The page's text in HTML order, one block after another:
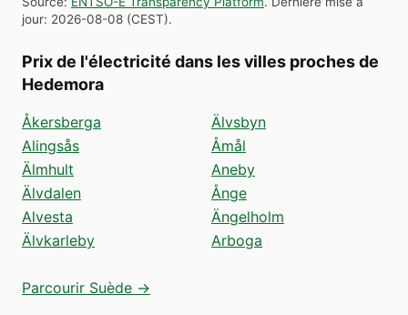
jour: 2026-08-08 (CEST).
Prix de l'électricité dans les villes proches de
Hedemora
Åkersberga
Alingsås
Älmhult
Älvdalen
Alvesta
Älvkarleby
Älvsbyn
Åmål
Aneby
Ånge
Ängelholm
Arboga
Parcourir Suède →